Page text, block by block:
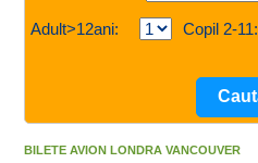
Adult>12ani: Copil 2-11:
BILETE AVION LONDRA VANCOUVER